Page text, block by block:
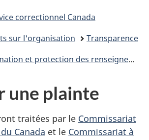
correctionnel Canada
sur l'organisation
Transparence
et protection des renseignements personnels
une plainte
traitées par le Commissariat
Canada et le Commissariat à